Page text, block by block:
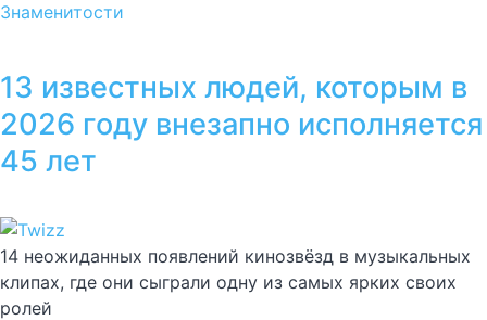
Знаменитости
13 известных людей, которым в
2026 году внезапно исполняется
45 лет
14 неожиданных появлений кинозвёзд в музыкальных
клипах, где они сыграли одну из самых ярких своих
ролей